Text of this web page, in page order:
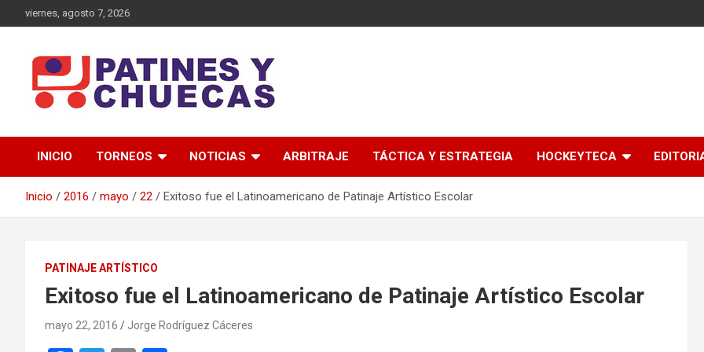
al
viernes, agosto 7, 2026
Patines y Chuecas
INICIO TORNEOS NOTICIAS ARBITRAJE TÁCTICA Y ESTRATEGIA HOCKEYTECA
Inicio 2016 mayo 22 Exitoso fue el Latinoamericano de Patinaje Artístico Escolar
PATINAJE ARTÍSTICO
Exitoso fue el Latinoamericano de Patinaje Artístico Escolar
mayo 22, 2016 Jorge Rodríguez Cáceres